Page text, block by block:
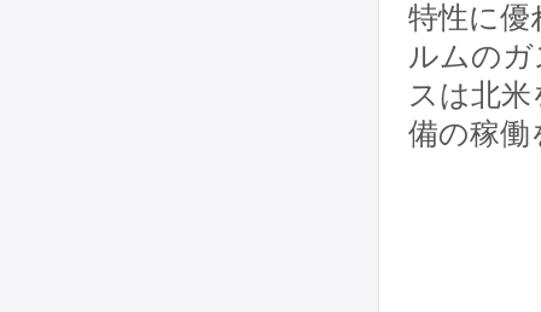
特性に優
ルムの
スは北
備の稼働